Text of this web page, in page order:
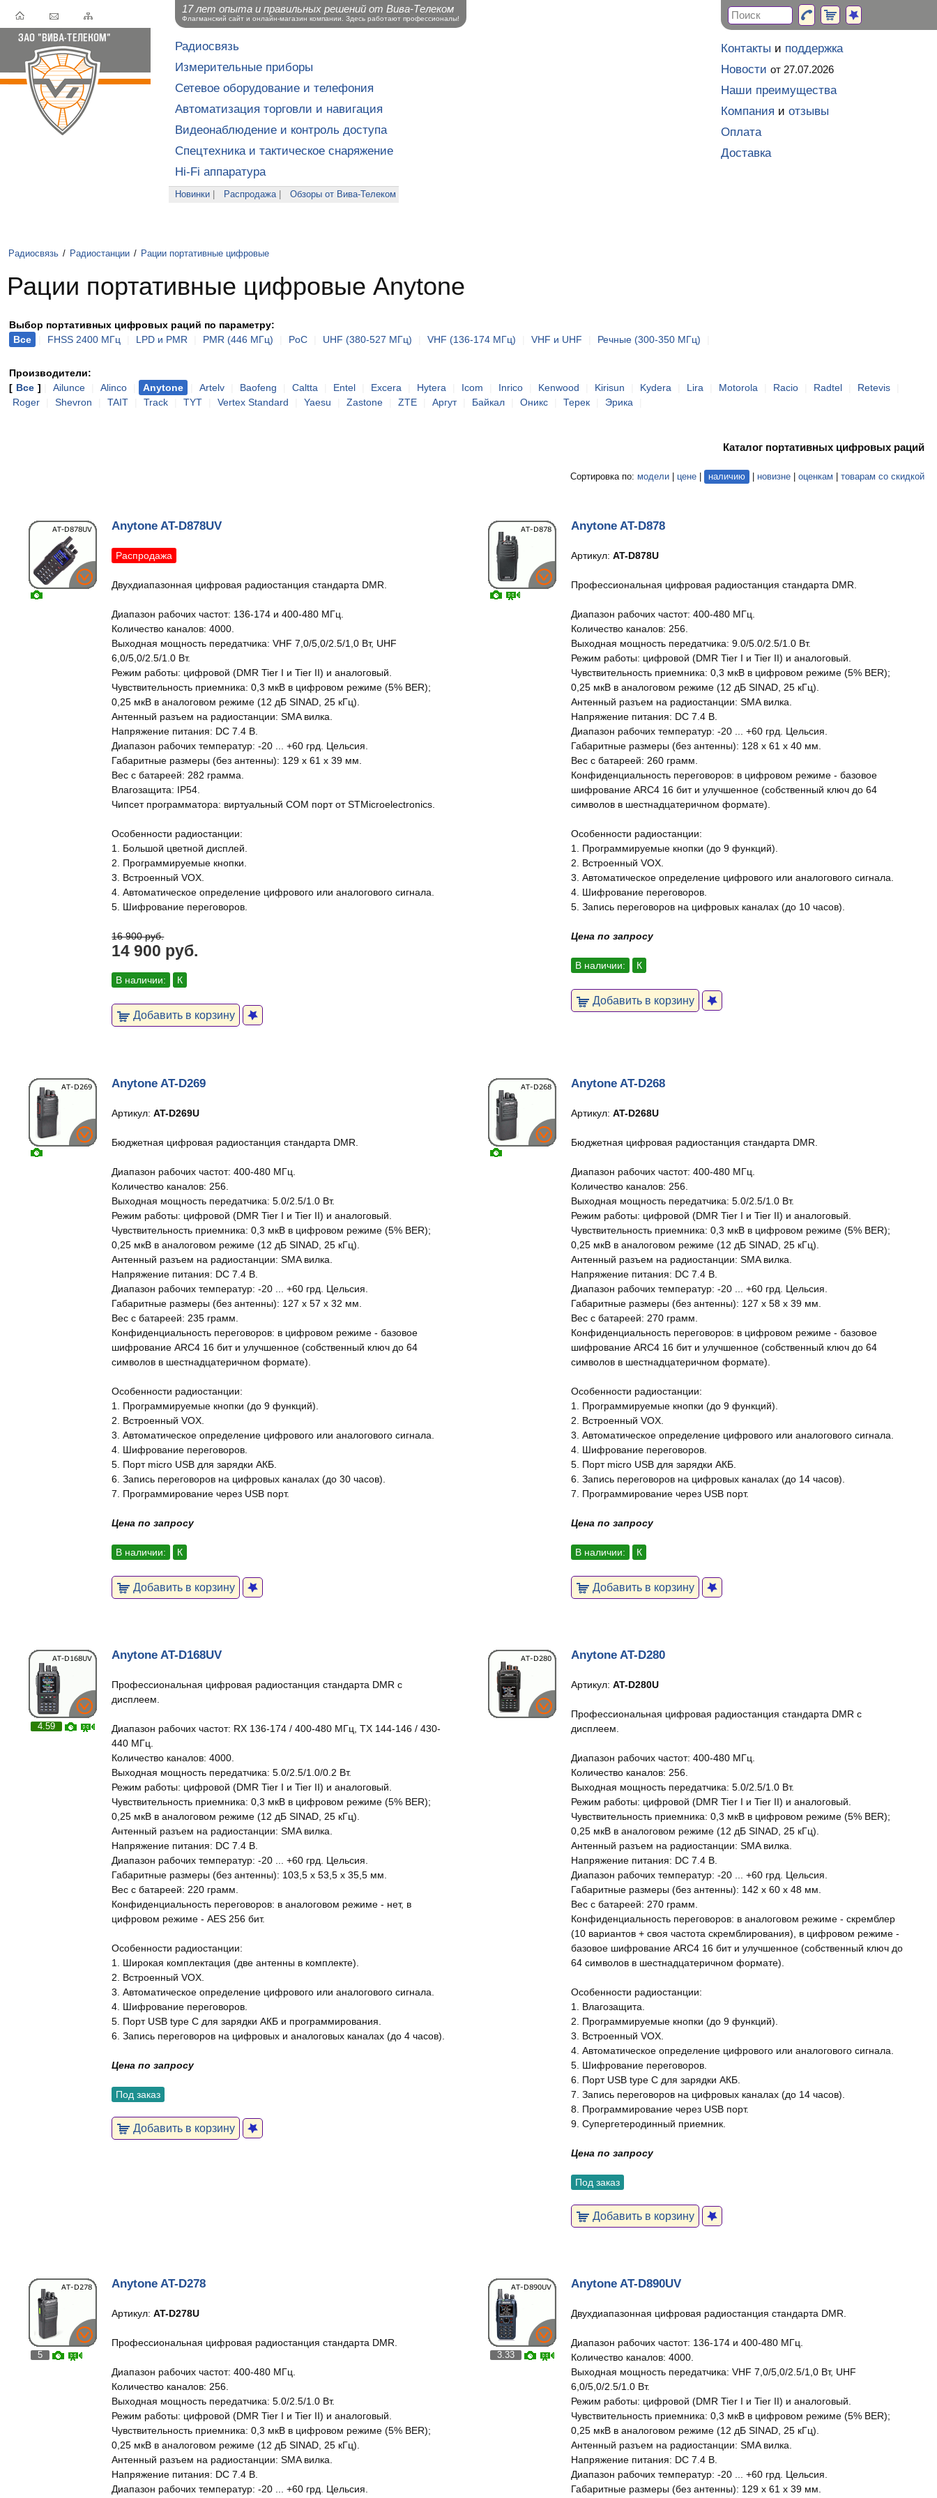
Радиосвязь
Измерительные приборы
Сетевое оборудование и телефония
Автоматизация торговли и навигация
Видеонаблюдение и контроль доступа
Спецтехника и тактическое снаряжение
Hi-Fi аппаратура
Новинки Распродажа| Обзоры от Вива-Телеком
Радиосвязь / Радиостанции / Рации портативные цифровые
Рации портативные цифровые Anytone
Выбор портативных цифровых раций по параметру:
Все
FHSS 2400 МГц LPD и PMR PMR (446 МГц) PoC UHF (380-527 МГц) VHF (136-174 МГц) VHF и UHF Речные (300-350 МГц)
Производители:
[ Все ] Ailunce Alinco Anytone Artelv Baofeng Caltta Entel Excera Hytera Icom Inrico Kenwood Kirisun Kydera Lira Motorola Racio Radtel Retevis
Roger
Shevron TAIT Track TYT Vertex Standard Yaesu Zastone ZTE Аргут Байкал Оникс Терек Эрика
Каталог портативных цифровых раций
Сортировка по: модели цене наличию новизне оценкам товарам со скидкой
Anytone AT-D878UV
Распродажа
Двухдиапазонная цифровая радиостанция стандарта DMR.
Диапазон рабочих частот: 136-174 и 400-480 МГц.
Количество каналов: 4000.
Выходная мощность передатчика: VHF 7,0/5,0/2.5/1,0 Вт, UHF
6,0/5,0/2.5/1.0 Вт.
Режим работы: цифровой (DMR Tier I и Tier II) и аналоговый.
Чувствительность приемника: 0,3 мкВ в цифровом режиме (5% BER);
0,25 мкВ в аналоговом режиме (12 дБ SINAD, 25 кГц).
Антенный разъем на радиостанции: SMA вилка.
Напряжение питания: DC 7.4 В.
Диапазон рабочих температур: -20 ... +60 грд. Цельсия.
Габаритные размеры (без антенны): 129 х 61 х 39 мм.
Вес с батареей: 282 грамма.
Влагозащита: IP54.
Чипсет программатора: виртуальный COM порт от STMicroelectronics.
Особенности радиостанции:
1. Большой цветной дисплей.
2. Программируемые кнопки.
3. Встроенный VOX.
4. Автоматическое определение цифрового или аналогового сигнала.
5. Шифрование переговоров.
16 900 руб.
14 900 руб.
В наличии: К
Добавить в корзину
Anytone AT-D878
Артикул: AT-D878U
Профессиональная цифровая радиостанция стандарта DMR.
Диапазон рабочих частот: 400-480 МГц.
Количество каналов: 256.
Выходная мощность передатчика: 9.0/5.0/2.5/1.0 Вт.
Режим работы: цифровой (DMR Tier I и Tier II) и аналоговый.
Чувствительность приемника: 0,3 мкВ в цифровом режиме (5% BER);
0,25 мкВ в аналоговом режиме (12 дБ SINAD, 25 кГц).
Антенный разъем на радиостанции: SMA вилка.
Напряжение питания: DC 7.4 В.
Диапазон рабочих температур: -20 ... +60 грд. Цельсия.
Габаритные размеры (без антенны): 128 х 61 х 40 мм.
Вес с батареей: 260 грамм.
Конфиденциальность переговоров: в цифровом режиме - базовое
шифрование ARC4 16 бит и улучшенное (собственный ключ до 64
символов в шестнадцатеричном формате).
Особенности радиостанции:
1. Программируемые кнопки (до 9 функций).
2. Встроенный VOX.
3. Автоматическое определение цифрового или аналогового сигнала.
4. Шифрование переговоров.
5. Запись переговоров на цифровых каналах (до 10 часов).
Цена по запросу
В наличии: К
Добавить в корзину
Anytone AT-D269
Артикул:AT-D269U
Бюджетная цифровая радиостанция стандарта DMR.
Диапазон рабочих частот: 400-480 МГц.
Количество каналов: 256.
Выходная мощность передатчика: 5.0/2.5/1.0 Вт.
Режим работы: цифровой (DMR Tier I и Tier II) и аналоговый.
Чувствительность приемника: 0,3 мкВ в цифровом режиме (5% BER);
0,25 мкВ в аналоговом режиме (12 дБ SINAD, 25 кГц).
Антенный разъем на радиостанции: SMA вилка.
Напряжение питания: DC 7.4 В.
Диапазон рабочих температур: -20 ... +60 грд. Цельсия.
Габаритные размеры (без антенны): 127 х 57 х 32 мм.
Вес с батареей: 235 грамм.
Конфиденциальность переговоров: в цифровом режиме - базовое
шифрование ARC4 16 бит и улучшенное (собственный ключ до 64
символов в шестнадцатеричном формате).
Особенности радиостанции:
1. Программируемые кнопки (до 9 функций).
2. Встроенный VOX.
3. Автоматическое определение цифрового или аналогового сигнала.
4. Шифрование переговоров.
5. Порт micro USB для зарядки АКБ.
6. Запись переговоров на цифровых каналах (до 30 часов).
7. Программирование через USB порт.
Цена по запросу
В наличии: К
Добавить в корзину
Anytone AT-D268
Артикул: AT-D268U
Бюджетная цифровая радиостанция стандарта DMR.
Диапазон рабочих частот: 400-480 МГц.
Количество каналов: 256.
Выходная мощность передатчика: 5.0/2.5/1.0 Вт.
Режим работы: цифровой (DMR Tier I и Tier II) и аналоговый.
Чувствительность приемника: 0,3 мкВ в цифровом режиме (5% BER);
0,25 мкВ в аналоговом режиме (12 дБ SINAD, 25 кГц).
Антенный разъем на радиостанции: SMA вилка.
Напряжение питания: DC 7.4 В.
Диапазон рабочих температур: -20 ... +60 грд. Цельсия.
Габаритные размеры (без антенны): 127 х 58 х 39 мм.
Вес с батареей: 270 грамм.
Конфиденциальность переговоров: в цифровом режиме - базовое
шифрование ARC4 16 бит и улучшенное (собственный ключ до 64
символов в шестнадцатеричном формате).
Особенности радиостанции:
1. Программируемые кнопки (до 9 функций).
2. Встроенный VOX.
3. Автоматическое определение цифрового или аналогового сигнала.
4. Шифрование переговоров.
5. Порт micro USB для зарядки АКБ.
6. Запись переговоров на цифровых каналах (до 14 часов).
7. Программирование через USB порт.
Цена по запросу
В наличии: К
Добавить в корзину
4.59
Anytone AT-D168UV
Профессиональная цифровая радиостанция стандарта DMR с
дисплеем.
Диапазон рабочих частот: RX 136-174 / 400-480 МГц, TX 144-146 / 430-
440 МГц.
Количество каналов: 4000.
Выходная мощность передатчика: 5.0/2.5/1.0/0.2 Вт.
Режим работы: цифровой (DMR Tier I и Tier II) и аналоговый.
Чувствительность приемника: 0,3 мкВ в цифровом режиме (5% BER);
0,25 мкВ в аналоговом режиме (12 дБ SINAD, 25 кГц).
Антенный разъем на радиостанции: SMA вилка.
Напряжение питания: DC 7.4 В.
Диапазон рабочих температур: -20 ... +60 грд. Цельсия.
Габаритные размеры (без антенны): 103,5 х 53,5 х 35,5 мм.
Вес с батареей: 220 грамм.
Конфиденциальность переговоров: в аналоговом режиме - нет, в
цифровом режиме - AES 256 бит.
Особенности радиостанции:
1. Широкая комплектация (две антенны в комплекте).
2. Встроенный VOX.
3. Автоматическое определение цифрового или аналогового сигнала.
4. Шифрование переговоров.
5. Порт USB type C для зарядки АКБ и программирования.
6. Запись переговоров на цифровых и аналоговых каналах (до 4 часов).
Цена по запросу
Под заказ
Добавить в корзину
Anytone AT-D280
Артикул: AT-D280U
Профессиональная цифровая радиостанция стандарта DMR с
дисплеем.
Диапазон рабочих частот: 400-480 МГц.
Количество каналов: 256.
Выходная мощность передатчика: 5.0/2.5/1.0 Вт.
Режим работы: цифровой (DMR Tier I и Tier II) и аналоговый.
Чувствительность приемника: 0,3 мкВ в цифровом режиме (5% BER);
0,25 мкВ в аналоговом режиме (12 дБ SINAD, 25 кГц).
Антенный разъем на радиостанции: SMA вилка.
Напряжение питания: DC 7.4 В.
Диапазон рабочих температур: -20 ... +60 грд. Цельсия.
Габаритные размеры (без антенны): 142 х 60 х 48 мм.
Вес с батареей: 270 грамм.
Конфиденциальность переговоров: в аналоговом режиме - скремблер
(10 вариантов + своя частота скремблирования), в цифровом режиме -
базовое шифрование ARC4 16 бит и улучшенное (собственный ключ до
64 символов в шестнадцатеричном формате).
Особенности радиостанции:
1. Влагозащита.
2. Программируемые кнопки (до 9 функций).
3. Встроенный VOX.
4. Автоматическое определение цифрового или аналогового сигнала.
5. Шифрование переговоров.
6. Порт USB type C для зарядки АКБ.
7. Запись переговоров на цифровых каналах (до 14 часов).
8. Программирование через USB порт.
9. Супергетеродинный приемник.
Цена по запросу
Под заказ
Добавить в корзину
5
Anytone AT-D278
Артикул:AT-D278U
Профессиональная цифровая радиостанция стандарта DMR.
Диапазон рабочих частот: 400-480 МГц.
Количество каналов: 256.
Выходная мощность передатчика: 5.0/2.5/1.0 Вт.
Режим работы: цифровой (DMR Tier I и Tier II) и аналоговый.
Чувствительность приемника: 0,3 мкВ в цифровом режиме (5% BER);
0,25 мкВ в аналоговом режиме (12 дБ SINAD, 25 кГц).
Антенный разъем на радиостанции: SMA вилка.
Напряжение питания: DC 7.4 В.
Диапазон рабочих температур: -20 ... +60 грд. Цельсия.
3.33
Anytone AT-D890UV
Двухдиапазонная цифровая радиостанция стандарта DMR.
Диапазон рабочих частот: 136-174 и 400-480 МГц.
Количество каналов: 4000.
Выходная мощность передатчика: VHF 7,0/5,0/2.5/1,0 Вт, UHF
6,0/5,0/2.5/1.0 Вт.
Режим работы: цифровой (DMR Tier I и Tier II) и аналоговый.
Чувствительность приемника: 0,3 мкВ в цифровом режиме (5% BER);
0,25 мкВ в аналоговом режиме (12 дБ SINAD, 25 кГц).
Антенный разъем на радиостанции: SMA вилка.
Напряжение питания: DC 7.4 В.
Диапазон рабочих температур: -20 ... +60 грд. Цельсия.
Габаритные размеры (без антенны): 129 х 61 х 39 мм.
Контакты и поддержка
Новости от 27.07.2026
Наши преимущества
Компания и отзывы
Оплата
Доставка
17 лет опыта и правильных решений от Вива-Телеком
Флагманский сайт и онлайн-магазин компании. Здесь работают профессионалы!